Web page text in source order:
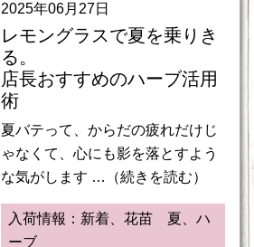
2025年06月27日
レモングラスで夏を乗りき
る。
店長おすすめのハーブ活用
術
夏バテって、からだの疲れだけじ
ゃなくて、心にも影を落とすよう
な気がします …（続きを読む）
入荷情報：新着、花苗 夏、ハ
ーブ